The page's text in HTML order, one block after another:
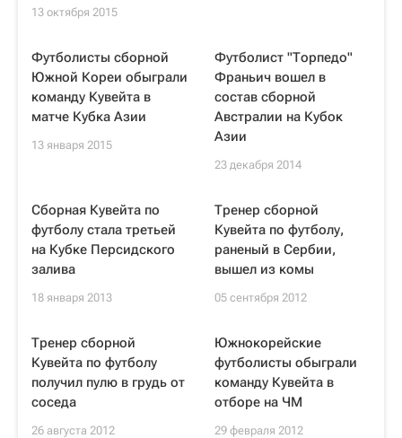
13 октября 2015
Футболисты сборной
Южной Кореи обыграли
команду Кувейта в
матче Кубка Азии
13 января 2015
Футболист "Торпедо"
Франьич вошел в
состав сборной
Австралии на Кубок
Азии
23 декабря 2014
Сборная Кувейта по
футболу стала третьей
на Кубке Персидского
залива
18 января 2013
Тренер сборной
Кувейта по футболу,
раненый в Сербии,
вышел из комы
05 сентября 2012
Тренер сборной
Кувейта по футболу
получил пулю в грудь от
соседа
26 августа 2012
Южнокорейские
футболисты обыграли
команду Кувейта в
отборе на ЧМ
29 февраля 2012